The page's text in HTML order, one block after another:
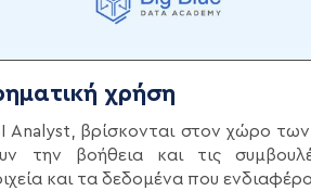
χρήση
βρίσκονται στον χώρο των
την βοήθεια και τις
και τα δεδομένα που